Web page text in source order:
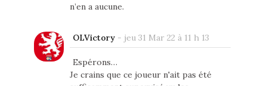
n’en a aucune.
OLVictory- jeu 31 Mar 22 à 11 h 13
Espérons…
Je crains que ce joueur n'ait pas été